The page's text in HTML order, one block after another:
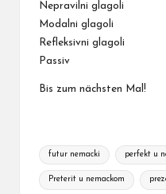
Nepravilni glagoli
Modalni glagoli
Refleksivni glagoli
Passiv
Bis zum nächsten Mal!
Tags:
futur nemacki perfekt u
Preterit u nemackom